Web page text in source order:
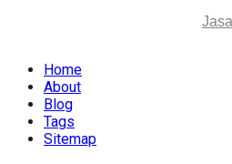
Home
About
Blog
Tags
Sitemap